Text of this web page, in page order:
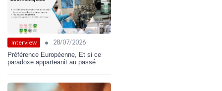
Interview • 28/07/2026
Préférence Européenne, Et si ce
paradoxe apparteanit au passé.